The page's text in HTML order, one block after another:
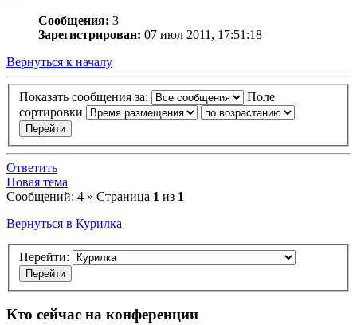
Сообщения: 3
Зарегистрирован: 07 июл 2011, 17:51:18
Вернуться к началу
Показать сообщения за:
Поле
сортировки
Ответить
Новая тема
Сообщений: 4 » Страница 1 из 1
Вернуться в Курилка
Перейти:
Кто сейчас на конференции